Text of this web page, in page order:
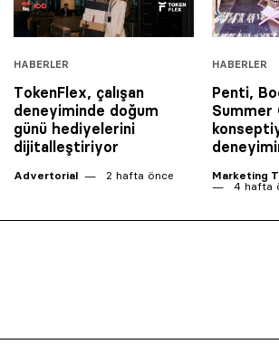
HABERLER
TokenFlex, çalışan
deneyiminde doğum
günü hediyelerini
dijitalleştiriyor
Advertorial 2 hafta önce
HABERLER
Penti,
Summer
Marketing
4 hafta